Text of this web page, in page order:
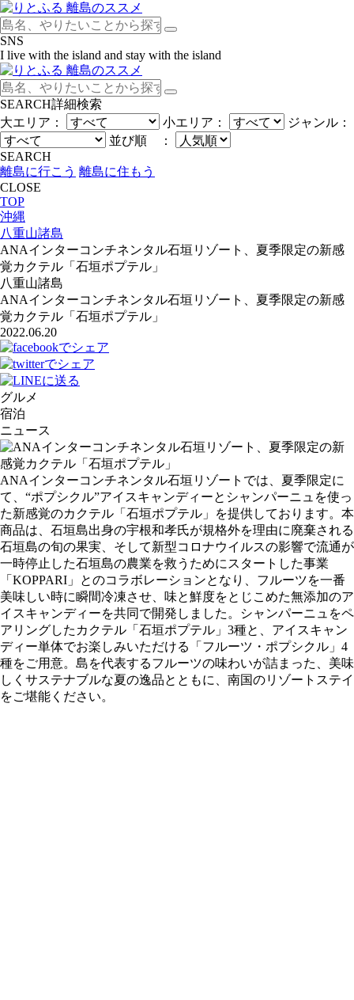
SNS
I live with the island and stay with the island
SEARCH詳細検索
大エリア：
小エリア：
ジャンル：
並び順 ：
SEARCH
離島に行こう 離島に住もう
CLOSE
TOP
沖縄
八重山諸島
ANAインターコンチネンタル石垣リゾート、夏季限定の新感
覚カクテル「石垣ポプテル」
八重山諸島
ANAインターコンチネンタル石垣リゾート、夏季限定の新感
覚カクテル「石垣ポプテル」
2022.06.20
グルメ
宿泊
ニュース
ANAインターコンチネンタル石垣リゾートでは、夏季限定に
て、“ポプシクル”アイスキャンディーとシャンパーニュを使っ
た新感覚のカクテル「石垣ポプテル」を提供しております。本
商品は、石垣島出身の宇根和孝氏が規格外を理由に廃棄される
石垣島の旬の果実、そして新型コロナウイルスの影響で流通が
一時停止した石垣島の農業を救うためにスタートした事業
「KOPPARI」とのコラボレーションとなり、フルーツを一番
美味しい時に瞬間冷凍させ、味と鮮度をとじこめた無添加のア
イスキャンディーを共同で開発しました。シャンパーニュをペ
アリングしたカクテル「石垣ポプテル」3種と、アイスキャン
ディー単体でお楽しみいただける「フルーツ・ポプシクル」4
種をご用意。島を代表するフルーツの味わいが詰まった、美味
しくサステナブルな夏の逸品とともに、南国のリゾートステイ
をご堪能ください。